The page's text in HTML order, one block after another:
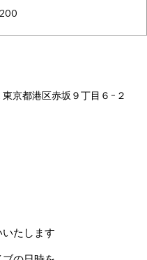
たします
京都港区赤坂９丁目６−２